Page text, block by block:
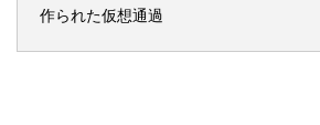
作られた仮想通過